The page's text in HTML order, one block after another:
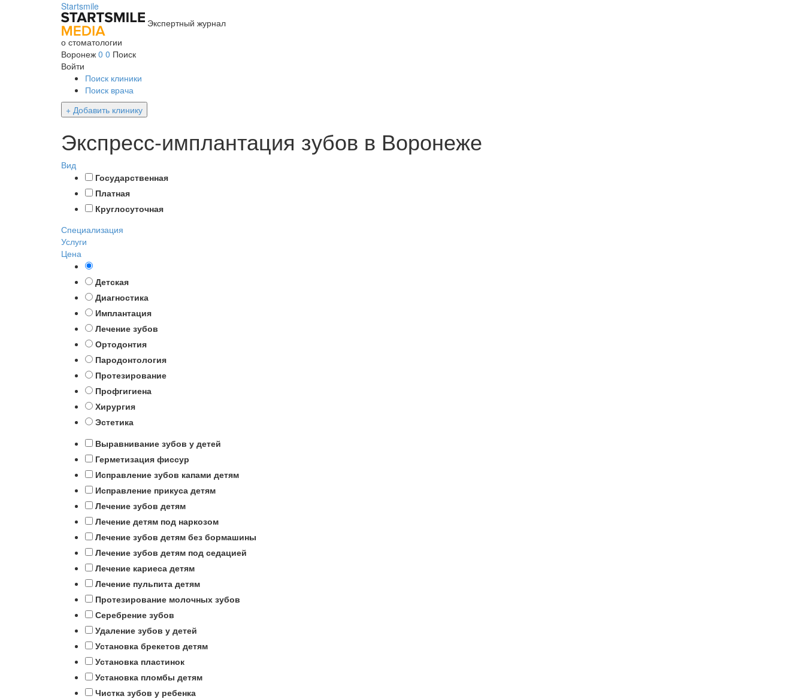
Startsmile
Экспертный журнал
о стоматологии
Воронеж 0 0 Поиск
Войти
Поиск клиники
Поиск врача
+ Добавить клинику
Экспресс-имплантация зубов в Воронеже
Вид
Государственная
Платная
Круглосуточная
Специализация
Услуги
Цена
Детская
Диагностика
Имплантация
Лечение зубов
Ортодонтия
Пародонтология
Протезирование
Профгигиена
Хирургия
Эстетика
Выравнивание зубов у детей
Герметизация фиссур
Исправление зубов капами детям
Исправление прикуса детям
Лечение зубов детям
Лечение детям под наркозом
Лечение зубов детям без бормашины
Лечение зубов детям под седацией
Лечение кариеса детям
Лечение пульпита детям
Протезирование молочных зубов
Серебрение зубов
Удаление зубов у детей
Установка брекетов детям
Установка пластинок
Установка пломбы детям
Чистка зубов у ребенка